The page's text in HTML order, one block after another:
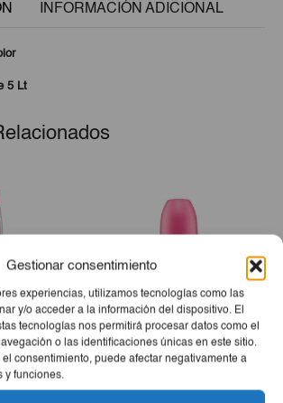
Gestionar consentimiento
experiencias, utilizamos tecnologías como las
y/o acceder a la información del dispositivo. El
tecnologías nos permitirá procesar datos como el
o las identificaciones únicas en este sitio.
el consentimiento, puede afectar negativamente a
y funciones.
INFORMACIÓN ADICIONAL
5 Lt
Rosa
750ml
Desodorante Rosa